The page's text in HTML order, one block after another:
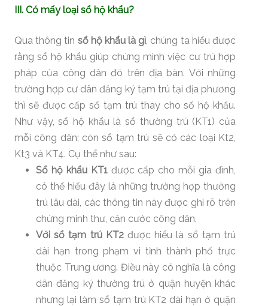
III. Có mấy loại sổ hộ khẩu?
Qua thông tin sổ hộ khẩu là gì , chúng ta hiểu được
rằng sổ hộ khẩu giúp chứng minh việc cư trú hợp
pháp của công dân đó trên địa bàn. Với những
trường hợp cư dân đăng ký tạm trú tại địa phương
thì sẽ được cấp sổ tạm trú thay cho sổ hộ khẩu.
Như vậy, sổ hộ khẩu là sổ thường trú (KT1) của
mỗi công dân; còn sổ tạm trú sẽ có các loại Kt2,
Kt3 và KT4. Cụ thể như sau:
Sổ hộ khẩu KT1được cấp cho mỗi gia đình,
có thể hiểu đây là những trường hợp thường
trú lâu dài, các thông tin này được ghi rõ trên
chứng minh thư, căn cước công dân.
Với sổ tạm trú KT2được hiểu là sổ tạm trú
dài hạn trong phạm vi tỉnh thành phố trực
thuộc Trung ương. Điều này có nghĩa là công
dân đăng ký thường trú ở quận huyện khác
nhưng lại làm sổ tạm trú KT2 dài hạn ở quận